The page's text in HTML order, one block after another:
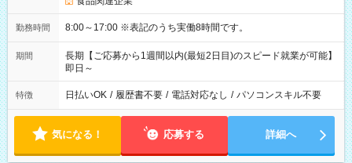
勤務時間 8:00～17:00 ※表記のうち実働8時間です。
期間
長期【ご応募から1週間以内(最短2日目)のスピード就業が可能】
即日～
特徴 日払いOK / 履歴書不要 / 電話対応なし / パソコンスキル不要
気になる！ 応募する 詳細へ